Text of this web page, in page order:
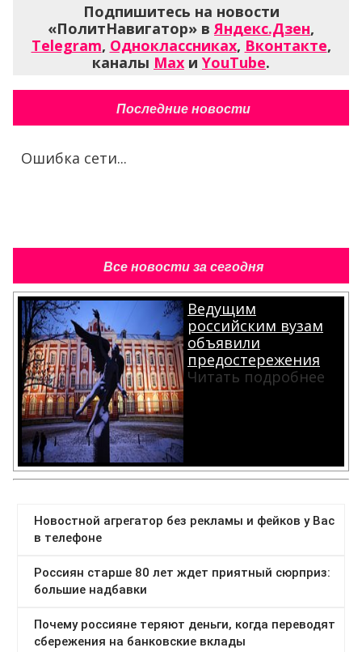
Подпишитесь на новости
«ПолитНавигатор» вЯндекс.Дзен,
Telegram, Одноклассниках, Вконтакте,
каналы Max и YouTube.
Последние новости
Ошибка сети...
Все новости за сегодня
Ведущим
российским вузам
объявили
предостережения
Читать подробнее